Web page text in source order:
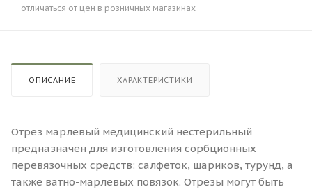
отличаться от цен в розничных магазинах
ОПИСАНИЕ ХАРАКТЕРИСТИКИ
Отрез марлевый медицинский нестерильный
предназначен для изготовления сорбционных
перевязочных средств: салфеток, шариков, турунд, а
также ватно-марлевых повязок. Отрезы могут быть